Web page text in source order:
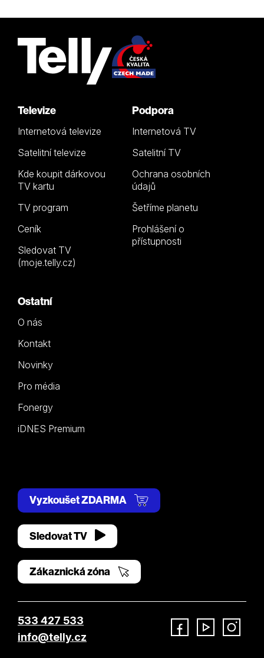
Televize
Internetová televize
Satelitní televize
Kde koupit dárkovou
TV kartu
TV program
Ceník
Sledovat TV
(moje.telly.cz)
Podpora
Internetová TV
Satelitní TV
Ochrana osobních
údajů
Šetříme planetu
Prohlášení o
přístupnosti
Ostatní
O nás
Kontakt
Novinky
Pro média
Fonergy
iDNES Premium
Vyzkoušet ZDARMA
Sledovat TV
Zákaznická zóna
533 427 533
info@telly.cz